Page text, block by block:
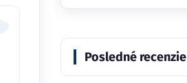
Posledné recenzie